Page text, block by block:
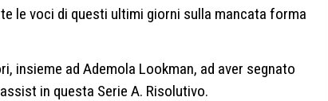
le voci di questi ultimi giorni sulla mancata forma
insieme ad Ademola Lookman, ad aver segnato
in questa Serie A. Risolutivo.